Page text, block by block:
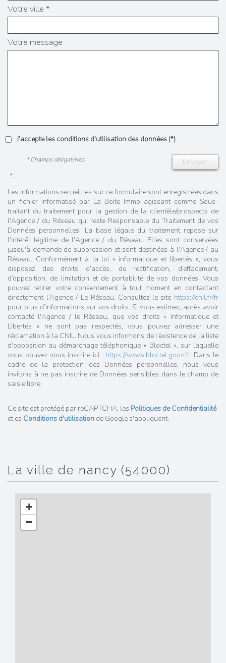
Votre ville *
Votre message
J'accepte les conditions d'utilisation des données (*)
Envoyer
* Champs obligatoires
* :
Les informations recueillies sur ce formulaire sont enregistrées dans
un fichier informatisé par La Boite Immo agissant comme Sous-
traitant du traitement pour la gestion de la clientèle/prospects de
l'Agence / du Réseau qui reste Responsable du Traitement de vos
Données personnelles. La base légale du traitement repose sur
l'intérêt légitime de l'Agence / du Réseau. Elles sont conservées
jusqu'à demande de suppression et sont destinées à l'Agence / au
Réseau. Conformément à la loi « informatique et libertés », vous
disposez des droits d’accès, de rectification, d’effacement,
d’opposition, de limitation et de portabilité de vos données. Vous
pouvez retirer votre consentement à tout moment en contactant
directement l’Agence / Le Réseau. Consultez le site https://cnil.fr/fr
pour plus d’informations sur vos droits. Si vous estimez, après avoir
contacté l'Agence / le Réseau, que vos droits « Informatique et
Libertés » ne sont pas respectés, vous pouvez adresser une
réclamation à la CNIL. Nous vous informons de l’existence de la liste
d'opposition au démarchage téléphonique « Bloctel », sur laquelle
vous pouvez vous inscrire ici : https://www.bloctel.gouv.fr. Dans le
cadre de la protection des Données personnelles, nous vous
invitons à ne pas inscrire de Données sensibles dans le champ de
saisie libre.
Ce site est protégé par reCAPTCHA, les Politiques de Confidentialité
et es Conditions d'utilisation de Google s'appliquent.
la ville de nancy (54000)
+
−